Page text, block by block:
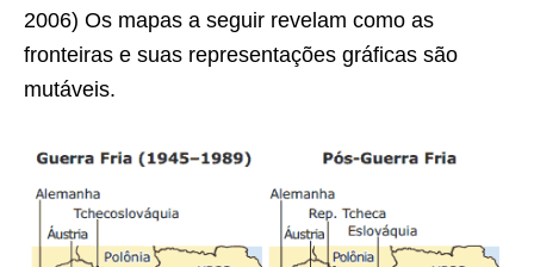
2006) Os mapas a seguir revelam como as
fronteiras e suas representações gráficas são
mutáveis.